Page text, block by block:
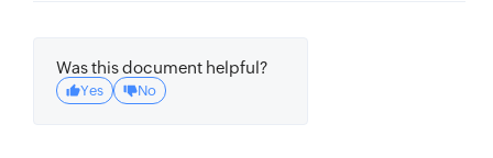
Was this document helpful?
Yes No